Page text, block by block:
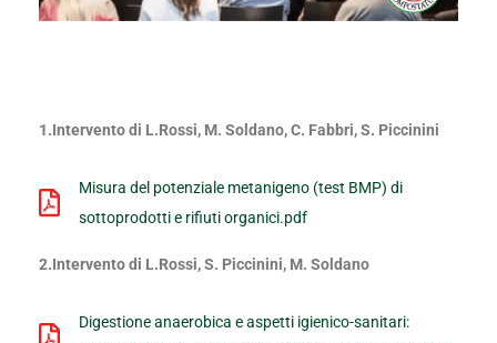
1.Intervento di L.Rossi, M. Soldano, C. Fabbri, S. Piccinini
Misura del potenziale metanigeno (test BMP) di
sottoprodotti e rifiuti organici.pdf
2.Intervento di L.Rossi, S. Piccinini, M. Soldano
Digestione anaerobica e aspetti igienico-sanitari: